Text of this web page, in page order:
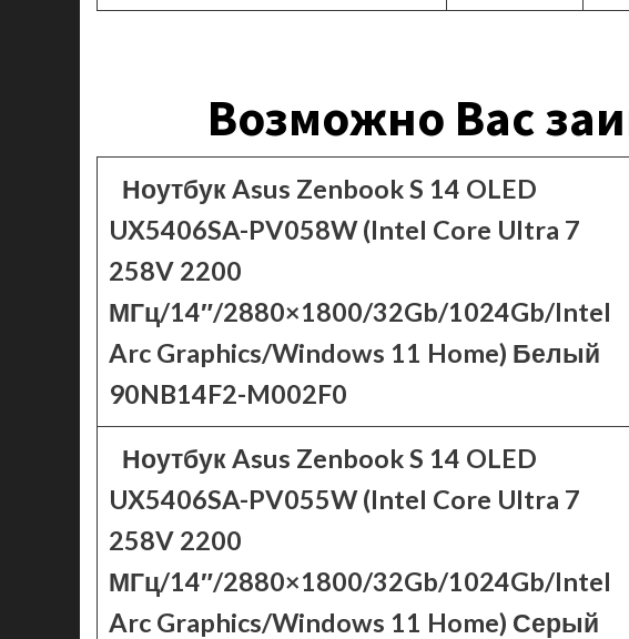
Возможно Вас
Ноутбук Asus Zenbook S 14 OLED
UX5406SA-PV058W (Intel Core Ultra 7
258V 2200
МГц/14″/2880×1800/32Gb/1024Gb/Intel
Arc Graphics/Windows 11 Home) Белый
90NB14F2-M002F0
Ноутбук Asus Zenbook S 14 OLED
UX5406SA-PV055W (Intel Core Ultra 7
258V 2200
МГц/14″/2880×1800/32Gb/1024Gb/Intel
Arc Graphics/Windows 11 Home) Серый